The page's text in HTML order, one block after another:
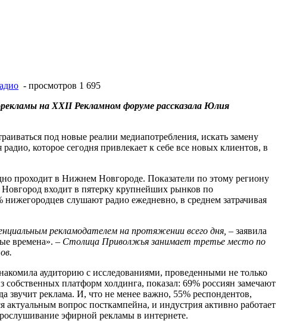
- просмотров 1 695
на XXII Рекламном форуме рассказала Юлия
под новые реалии медиапотребления, искать замену
которое сегодня привлекает к себе все новых клиентов, в
проходит в Нижнем Новгороде. Показатели по этому региону
входит в пятерку крупнейших рынков по
слушают радио ежедневно, в среднем затрачивая
рекламодателем на протяжении всего дня, – заявила
времена». – Столица Приволжья занимает третье место по
аудиторию с исследованиями, проведенными не только
платформ холдинга, показал: 69% россиян замечают
реклама. И, что не менее важно, 55% респондентов,
вопрос посткампейна, и индустрия активно работает
эфирной рекламы в интернете.